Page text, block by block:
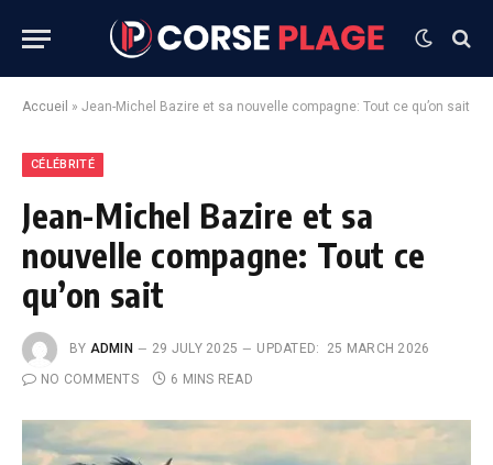
Accueil » Jean-Michel Bazire et sa nouvelle compagne: Tout ce qu’on sait
CÉLÉBRITÉ
Jean-Michel Bazire et sa
nouvelle compagne: Tout ce
qu’on sait
BY ADMIN 29 JULY 2025 UPDATED:
25 MARCH 2026
NO COMMENTS
6 MINS READ